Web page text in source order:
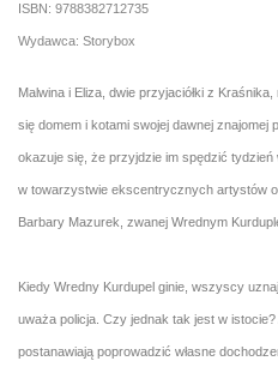
ISBN: 9788382712735
Wydawca: Storybox
Malwina i Eliza, dwie przyjaciółki z
się domem i kotami swojej dawnej znajomej
okazuje się, że przyjdzie im spędzić tydzień
w towarzystwie ekscentrycznych artystów
Barbary Mazurek, zwanej Wrednym
Kiedy Wredny Kurdupel ginie, wszyscy
uważa policja. Czy jednak tak jest w
postanawiają poprowadzić własne